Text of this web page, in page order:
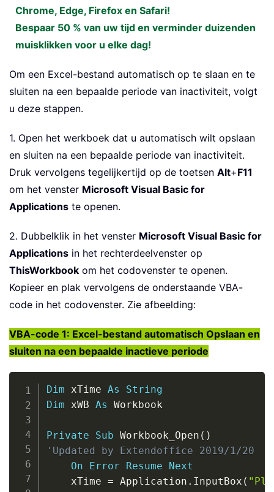
Chrome, Edge, Firefox en Safari!
Bespaar 50 % van uw tijd en verminder duizenden
muisklikken voor u elke dag!
Om een Excel-bestand automatisch op te slaan en te
sluiten na een bepaalde periode van inactiviteit, volgt
u deze stappen.
1. Open het werkboek dat u automatisch wilt opslaan
en sluiten na een bepaalde periode van inactiviteit.
Druk vervolgens tegelijkertijd op de toetsen Alt+F11
om het venster Microsoft Visual Basic for
Applications te openen.
2. Dubbelklik in het venster Microsoft Visual Basic for
Applications in het rechterdeelvenster op
ThisWorkbook om het codovenster te openen.
Kopieer en plak vervolgens de onderstaande VBA-
code in het codovenster. Zie afbeelding:
VBA-code 1: Excel-bestand automatisch Opslaan en
sluiten na een bepaalde inactieve periode
Dim xTime As
String
Dim xWB As Workbook
Private Sub Workbook_Open ( )
'Updated by Extendoffice 2019/1/20
On
Error Resume
Next
    xTime
= Application . InputBox (